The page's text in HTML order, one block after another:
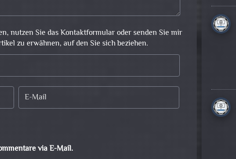
nutzen Sie das Kontaktformular oder senden Sie mir
zu erwähnen, auf den Sie sich beziehen.
via E-Mail.